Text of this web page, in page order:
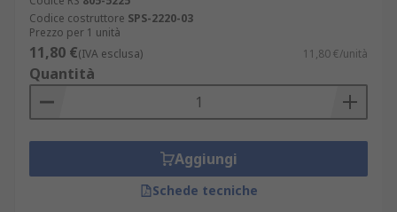
Codice costruttore SPS-2220-03
Prezzo per 1 unità
11,80 €(IVA esclusa) 11,80 €/unità
Quantità
Aggiungi
Schede tecniche